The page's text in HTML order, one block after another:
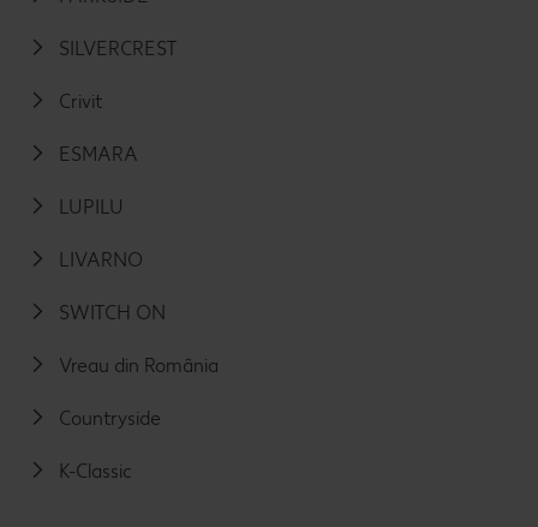
SILVERCREST
Crivit
ESMARA
LUPILU
LIVARNO
SWITCH ON
Vreau din România
Countryside
K-Classic